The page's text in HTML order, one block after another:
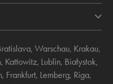
, Warschau, Krakau,
, Kattowitz, Lublin, Białystok,
, Frankfurt, Lemberg, Riga,